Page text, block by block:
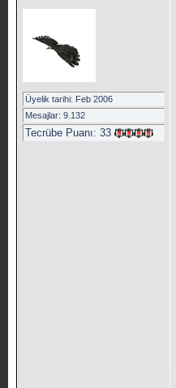
Üyelik tarihi: Feb 2006
Mesajlar: 9.132
Tecrübe Puanı: 33